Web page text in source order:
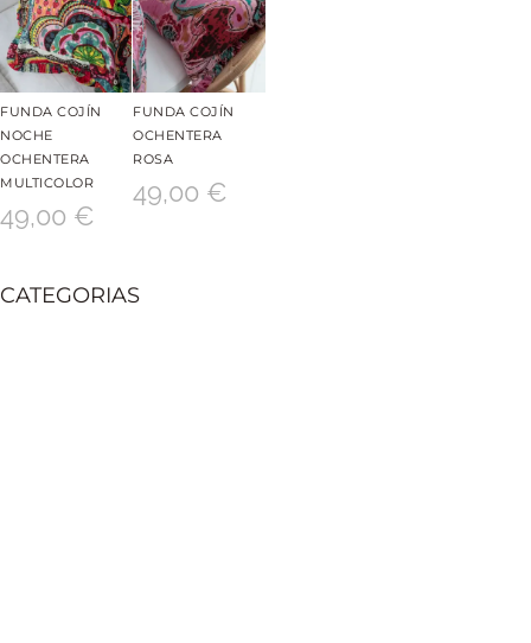
FUNDA COJÍN
NOCHE
OCHENTERA
MULTICOLOR
49,00 €
FUNDA COJÍN
OCHENTERA
ROSA
49,00 €
CATEGORIAS